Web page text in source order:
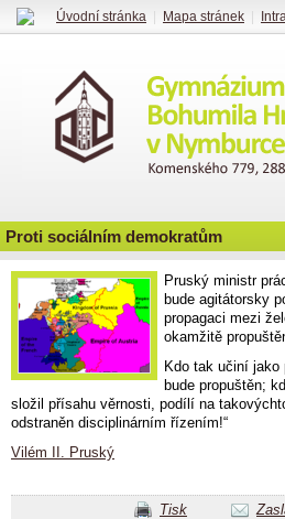
Proti sociálním demokratům
Pruský ministr
bude agitátorsky
propagaci mezi
okamžitě
Kdo tak učiní
bude propuštěn;
složil přísahu věrnosti, podílí na
odstraněn disciplinárním řízením!“
Vilém II. Pruský
Tisk
Úvodní stránka Mapa stránek